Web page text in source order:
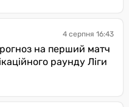
4 серпня 16:43
на перший матч
раунду Ліги